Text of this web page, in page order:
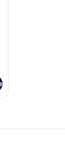
Hotel